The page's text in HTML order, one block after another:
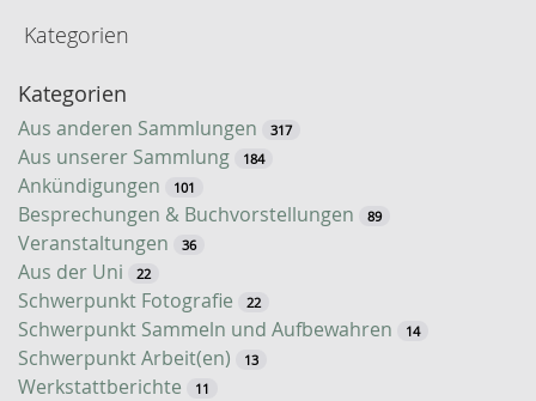
S
u
c
h
e
Kategorien
Kategorien
Aus anderen Sammlungen 317
Aus unserer Sammlung 184
Ankündigungen 101
Besprechungen & Buchvorstellungen 89
Veranstaltungen 36
Aus der Uni 22
Schwerpunkt Fotografie 22
Schwerpunkt Sammeln und Aufbewahren 14
Schwerpunkt Arbeit(en) 13
Werkstattberichte 11